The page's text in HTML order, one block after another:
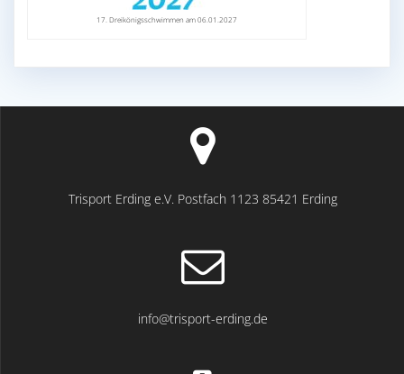
17. Dreikönigsschwimmen am 06.01.2027
Trisport Erding e.V. Postfach 1123 85421 Erding
info@trisport-erding.de